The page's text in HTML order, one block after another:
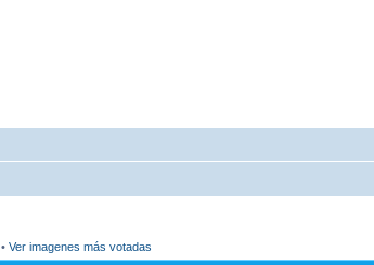
• Ver imagenes más votadas